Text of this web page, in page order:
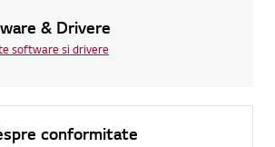
& Drivere
software si drivere
conformitate